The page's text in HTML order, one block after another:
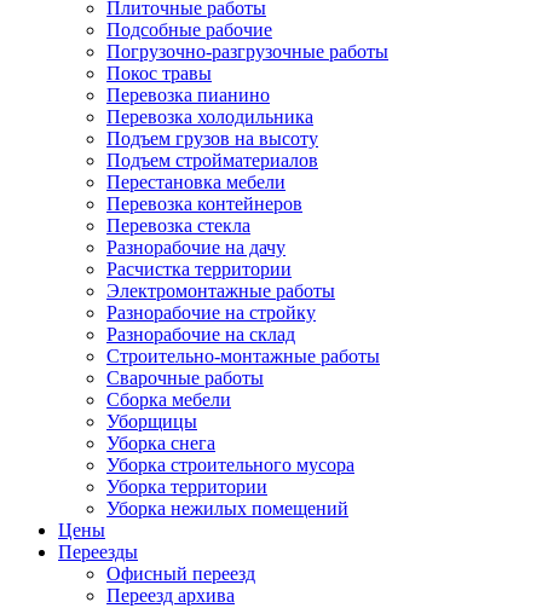
Плиточные работы
Подсобные рабочие
Погрузочно-разгрузочные работы
Покос травы
Перевозка пианино
Перевозка холодильника
Подъем грузов на высоту
Подъем стройматериалов
Перестановка мебели
Перевозка контейнеров
Перевозка стекла
Разнорабочие на дачу
Расчистка территории
Электромонтажные работы
Разнорабочие на стройку
Разнорабочие на склад
Строительно-монтажные работы
Сварочные работы
Сборка мебели
Уборщицы
Уборка снега
Уборка строительного мусора
Уборка территории
Уборка нежилых помещений
Цены
Переезды
Офисный переезд
Переезд архива